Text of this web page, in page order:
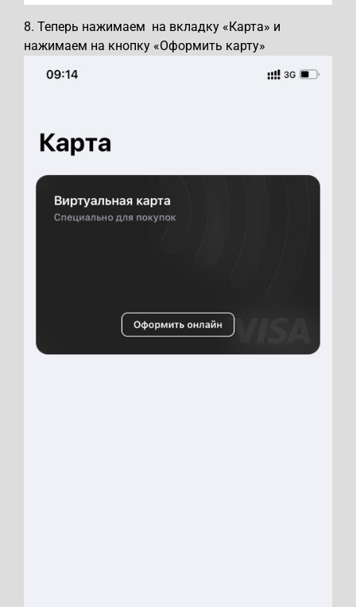
8. Теперь нажимаем на вкладку «Карта» и
нажимаем на кнопку «Оформить карту»